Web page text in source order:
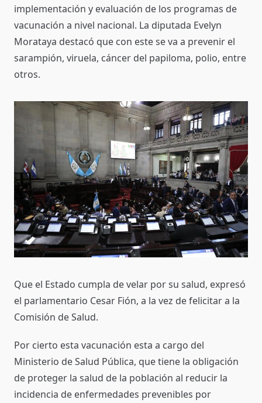
implementación y evaluación de los programas de
vacunación a nivel nacional. La diputada Evelyn
Morataya destacó que con este se va a prevenir el
sarampión, viruela, cáncer del papiloma, polio, entre
otros.
Que el Estado cumpla de velar por su salud, expresó
el parlamentario Cesar Fión, a la vez de felicitar a la
Comisión de Salud.
Por cierto esta vacunación esta a cargo del
Ministerio de Salud Pública, que tiene la obligación
de proteger la salud de la población al reducir la
incidencia de enfermedades prevenibles por